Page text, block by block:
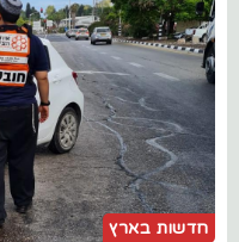
חדשות בארץ